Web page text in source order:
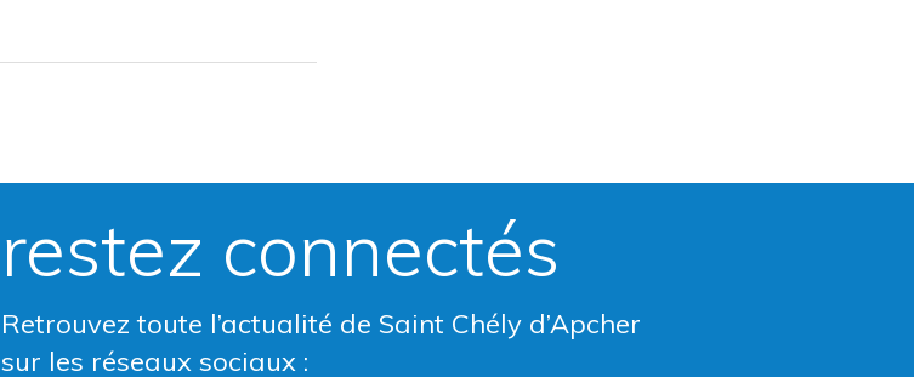
restez connectés
Retrouvez toute l’actualité de Saint Chély d’Apcher
sur les réseaux sociaux :